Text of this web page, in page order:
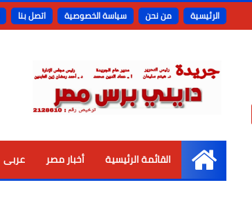
الرئيسية من نحن سياسة الخصوصية اتصل بنا
الرئيسية
القائمة الرئيسية أخبار مصر عربى